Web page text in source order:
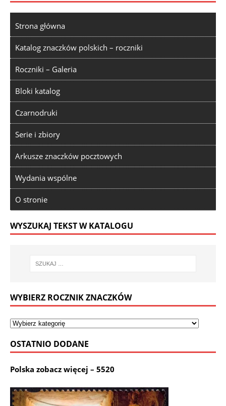
Strona główna
Katalog znaczków polskich – roczniki
Roczniki – Galeria
Bloki katalog
Czarnodruki
Serie i zbiory
Arkusze znaczków pocztowych
Wydania wspólne
O stronie
WYSZUKAJ TEKST W KATALOGU
WYBIERZ ROCZNIK ZNACZKÓW
OSTATNIO DODANE
Polska zobacz więcej – 5520